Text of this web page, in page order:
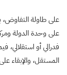
على طاولة
على وحدة الدولة
فدرالي أو
المستقل، والإبقاء